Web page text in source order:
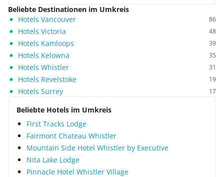
Beliebte Destinationen im Umkreis
Hotels Vancouver
86
Hotels Victoria 48
Hotels Kamloops 39
Hotels Kelowna 35
Hotels Whistler 31
Hotels Revelstoke 19
Hotels Surrey 17
Beliebte Hotels im Umkreis
First Tracks Lodge
Fairmont Chateau Whistler
Mountain Side Hotel Whistler by Executive
Nita Lake Lodge
Pinnacle Hotel Whistler Village